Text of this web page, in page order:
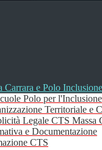
Carrara e Polo Inclusione
Polo per l'Inclusione
Territoriale e
Legale CTS Massa
e Documentazione
CTS